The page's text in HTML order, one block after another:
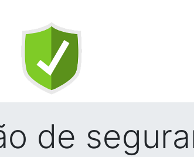
de